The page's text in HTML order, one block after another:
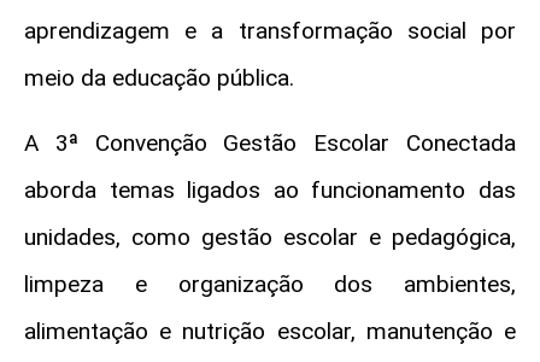
aprendizagem e a transformação social por
meio da educação pública.
A 3ª Convenção Gestão Escolar Conectada
aborda temas ligados ao funcionamento das
unidades, como gestão escolar e pedagógica,
limpeza e organização dos ambientes,
alimentação e nutrição escolar, manutenção e